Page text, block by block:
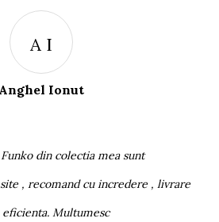
A I
Anghel Ionut
din colectia mea sunt
, recomand cu incredere , livrare
Multumesc